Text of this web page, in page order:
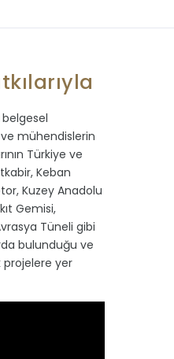
belgesel
mühendislerin
Türkiye ve
Keban
Kuzey Anadolu
Gemisi,
Tüneli gibi
bulunduğu ve
yer